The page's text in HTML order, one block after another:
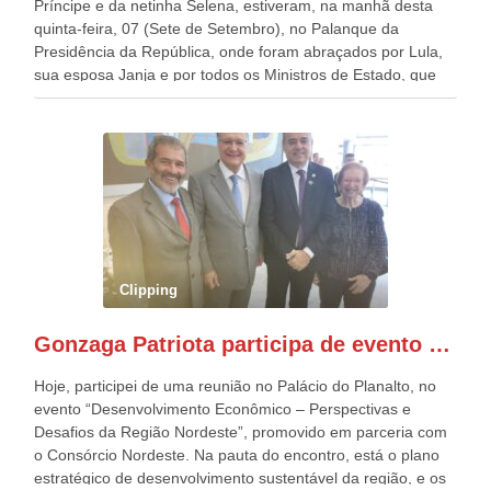
Príncipe e da netinha Selena, estiveram, na manhã desta
quinta-feira, 07 (Sete de Setembro), no Palanque da
Presidência da República, onde foram abraçados por Lula,
sua esposa Janja e por todos os Ministros de Estado, que
estavam presentes, nos Desfiles da Independência da
outros desfiles, na Esplanada dos Ministérios, disse ter sido
o deste ano, o maior e o mais organizado de todos. “Há
quatro décadas, como Patriota até no nome, participo
anualmente dos desfiles de Sete de Setembro, na
Esplanada dos Ministérios, em Brasília. Este ano, o governo
preparou espaços com cadeiras e coberturas, para 30.000
pessoas, só que o número de Patriotas Brasileiros
Independentes, dobrou na Esplanada. Eu, Lula e os
Patriota.
Clipping
Gonzaga Patriota participa de evento em prol do desenvolvimento do Nordeste
Hoje, participei de uma reunião no Palácio do Planalto, no
evento “Desenvolvimento Econômico – Perspectivas e
Desafios da Região Nordeste”, promovido em parceria com
o Consórcio Nordeste. Na pauta do encontro, está o plano
estratégico de desenvolvimento sustentável da região, e os